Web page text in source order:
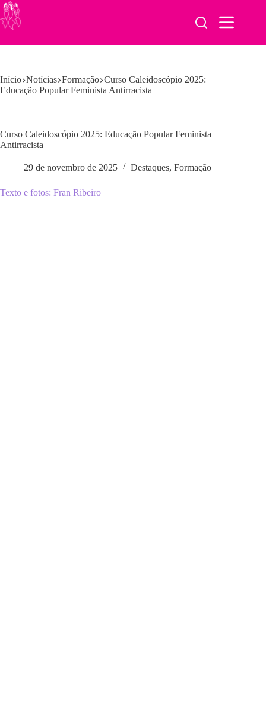
Pular
para
o
Início Notícias Formação Curso Caleidoscópio 2025:
Educação Popular Feminista Antirracista
Curso Caleidoscópio 2025: Educação Popular Feminista
Antirracista
29 de novembro de 2025 Destaques, Formação
Texto e fotos: Fran Ribeiro